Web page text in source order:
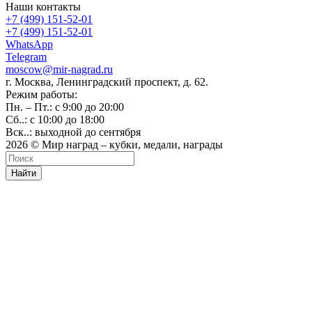
Наши контакты
+7 (499) 151-52-01
+7 (499) 151-52-01
WhatsApp
Telegram
moscow@mir-nagrad.ru
г. Москва, Ленинградский проспект, д. 62.
Режим работы:
Пн. – Пт.: с 9:00 до 20:00
Сб..: с 10:00 до 18:00
Вск..: выходной до сентября
2026 © Мир наград – кубки, медали, награды
Найти